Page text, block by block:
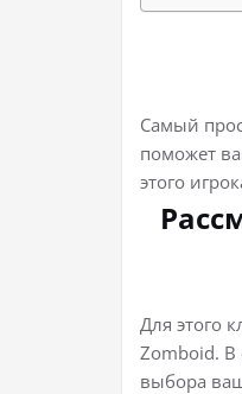
Самый
поможет
этого
Для этого
Zomboid. В
выбора